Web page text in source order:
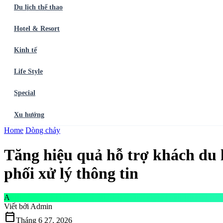
Du lịch thể thao
Hotel & Resort
Kinh tế
Life Style
Special
Xu hướng
Trang chủẨm thực
Home Dòng chảy
Tăng hiệu quả hỗ trợ khách
phối xử lý thông tin
A
Viết bởi Admin
calendar_todayTháng 6 27, 2026